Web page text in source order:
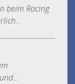
beim Racing